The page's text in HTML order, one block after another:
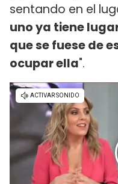
sentando en el
uno ya tiene
que se fuese de
ocupar ella".